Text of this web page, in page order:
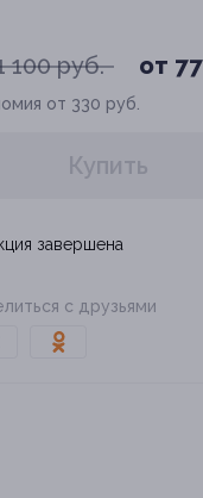
100 руб. от
от 330 руб.
Купить
завершена
с друзьями